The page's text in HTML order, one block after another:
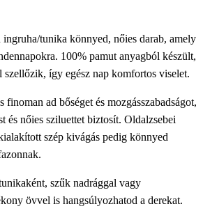
Ft.
tunika könnyed, nőies darab, amely
100% pamut anyagból készült,
szellőzik, így egész nap komfortos viselet.
ad bőséget és mozgásszabadságot,
és nőies sziluettet biztosít. Oldalzsebei
szép kivágás pedig könnyed
szűk nadrággal vagy
övvel is hangsúlyozhatod a derekat.